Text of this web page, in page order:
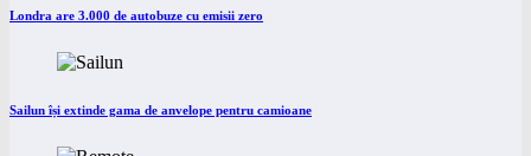
Londra are 3.000 de autobuze cu emisii zero
Sailun își extinde gama de anvelope pentru camioane